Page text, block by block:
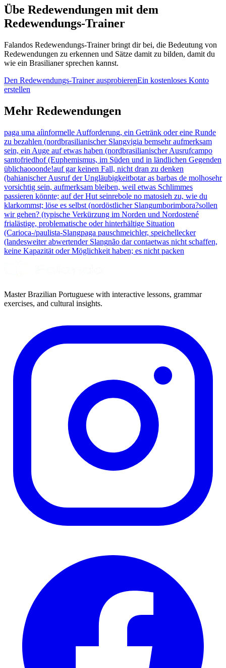
Übe Redewendungen mit dem
Redewendungs-Trainer
Falandos Redewendungs-Trainer bringt dir bei, die Bedeutung von
Redewendungen zu erkennen und Sätze damit zu bilden, damit du
wie ein Brasilianer sprechen kannst.
Den Redewendungs-Trainer ausprobierenEin kostenloses Konto
erstellen
Mehr Redewendungen
paga uma aíinformelle Aufforderung, ein Getränk oder eine Runde
zu bezahlen (nordbrasilianischer Slangvigia bemsehr aufmerksam
sein, ein Auge auf etwas haben (nordbrasilianischer Ausrufcampo
santofriedhof (Euphemismus, im Süden und in ländlichen Gegenden
üblichaooonde!auf gar keinen Fall, nicht dran zu denken
(bahianischer Ausruf der Ungläubigkeitbotar as barbas de molhosehr
vorsichtig sein, aufmerksam bleiben, weil etwas Schlimmes
passieren könnte; auf der Hut seinrebole no matosieh zu, wie du
klarkommst; löse es selbst (nordöstlicher Slangumborimbora?sollen
wir gehen? (typische Verkürzung im Norden und Nordostené
frialästige, problematische oder hinterhältige Situation
(Carioca-/paulista-Slangpaga pauschmeichler, speichellecker
(landesweiter abwertender Slangnão dar contaetwas nicht schaffen,
keine Kapazität oder Möglichkeit haben; es nicht packen
Master Brazilian Portuguese with interactive lessons, grammar
exercises, and cultural insights.